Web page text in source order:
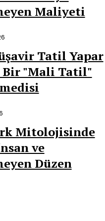
Maliyeti
Tatil Yapar
Bir "Mali Tatil"
Mitolojisinde
ve
Düzen